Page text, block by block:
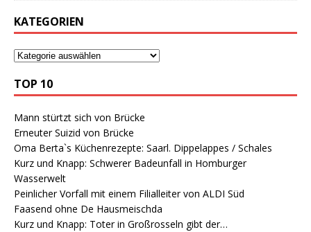
KATEGORIEN
TOP 10
Mann stürtzt sich von Brücke
Erneuter Suizid von Brücke
Oma Berta`s Küchenrezepte: Saarl. Dippelappes / Schales
Kurz und Knapp: Schwerer Badeunfall in Homburger
Wasserwelt
Peinlicher Vorfall mit einem Filialleiter von ALDI Süd
Faasend ohne De Hausmeischda
Kurz und Knapp: Toter in Großrosseln gibt der…